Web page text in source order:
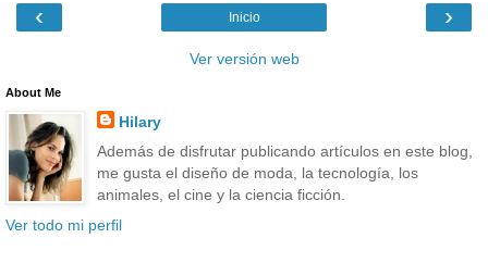
‹ ›
Inicio
Ver versión web
About Me
Hilary
Además de disfrutar publicando artículos en este blog,
me gusta el diseño de moda, la tecnología, los
animales, el cine y la ciencia ficción.
Ver todo mi perfil